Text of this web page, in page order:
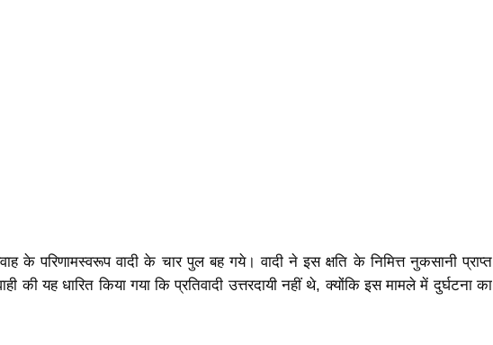
के परिणामस्वरूप वादी के चार पुल बह गये। वादी ने इस क्षति के निमित्त नुकसानी प्राप्त
की यह धारित किया गया कि प्रतिवादी उत्तरदायी नहीं थे, क्योंकि इस मामले में दुर्घटना का